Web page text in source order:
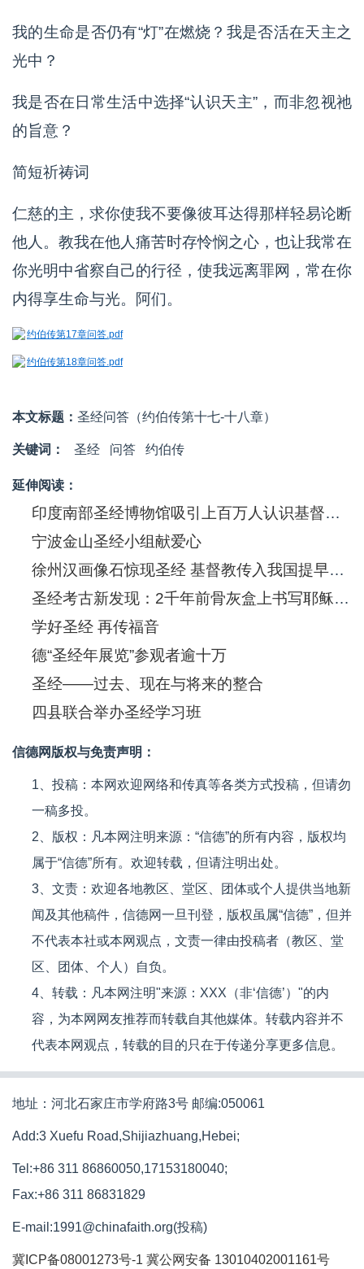
我的生命是否仍有“灯”在燃烧？我是否活在天主之
光中？
我是否在日常生活中选择“认识天主”，而非忽视祂
的旨意？
简短祈祷词
仁慈的主，求你使我不要像彼耳达得那样轻易论断
他人。教我在他人痛苦时存怜悯之心，也让我常在
你光明中省察自己的行径，使我远离罪网，常在你
内得享生命与光。阿们。
约伯传第17章问答.pdf
约伯传第18章问答.pdf
本文标题： 圣经问答（约伯传第十七-十八章）
关键词： 圣经 问答 约伯传
延伸阅读：
印度南部圣经博物馆吸引上百万人认识基督信息
宁波金山圣经小组献爱心
徐州汉画像石惊现圣经 基督教传入我国提早550年
圣经考古新发现：2千年前骨灰盒上书写耶稣(图)
学好圣经 再传福音
德“圣经年展览”参观者逾十万
圣经——过去、现在与将来的整合
四县联合举办圣经学习班
信德网版权与免责声明：
1、投稿：本网欢迎网络和传真等各类方式投稿，但请勿
一稿多投。
2、版权：凡本网注明来源：“信德”的所有内容，版权均
属于“信德”所有。欢迎转载，但请注明出处。
3、文责：欢迎各地教区、堂区、团体或个人提供当地新
闻及其他稿件，信德网一旦刊登，版权虽属“信德”，但并
不代表本社或本网观点，文责一律由投稿者（教区、堂
区、团体、个人）自负。
4、转载：凡本网注明"来源：XXX（非‘信德’）"的内
容，为本网网友推荐而转载自其他媒体。转载内容并不
代表本网观点，转载的目的只在于传递分享更多信息。
地址：河北石家庄市学府路3号 邮编:050061
Add:3 Xuefu Road,Shijiazhuang,Hebei;
Tel:+86 311 86860050,17153180040;
Fax:+86 311 86831829
E-mail:1991@chinafaith.org(投稿)
冀ICP备08001273号-1 冀公网安备 13010402001161号